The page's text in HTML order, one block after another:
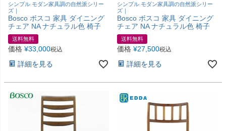
シンプル モダン家具調の自然派シリー
ズ｜
Bosco ボスコ 家具 ダイニング
チェア NA ナチュラル色 椅子
送料無料
価格 ¥33,000税込
詳細を見る
シンプル モダン家具調の自然派シリー
ズ｜
Bosco ボスコ 家具 ダイニング
チェア NA ナチュラル色 椅子
送料無料
価格 ¥27,500税込
詳細を見る